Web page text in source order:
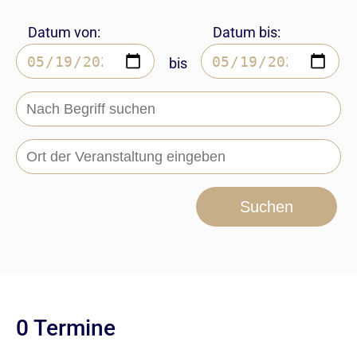
Datum von:
bis
Datum bis:
Suchen
0 Termine